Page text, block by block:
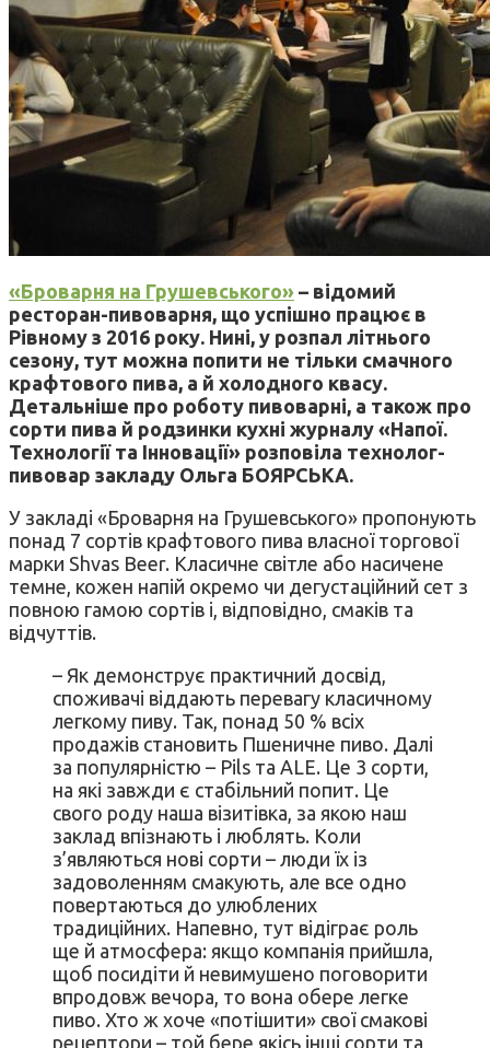
«Броварня на Грушевського» – відомий
ресторан-пивоварня, що успішно працює в
Рівному з 2016 року. Нині, у розпал літнього
сезону, тут можна попити не тільки смачного
крафтового пива, а й холодного квасу.
Детальніше про роботу пивоварні, а також про
сорти пива й родзинки кухні журналу «Напої.
Технології та Інновації» розповіла технолог-
пивовар закладу Ольга БОЯРСЬКА.
У закладі «Броварня на Грушевського» пропонують
понад 7 сортів крафтового пива власної торгової
марки Shvas Beer. Класичне світле або насичене
темне, кожен напій окремо чи дегустаційний сет з
повною гамою сортів і, відповідно, смаків та
відчуттів.
– Як демонструє практичний досвід,
споживачі віддають перевагу класичному
легкому пиву. Так, понад 50 % всіх
продажів становить Пшеничне пиво. Далі
за популярністю – Pils та ALE. Це 3 сорти,
на які завжди є стабільний попит. Це
свого роду наша візитівка, за якою наш
заклад впізнають і люблять. Коли
з’являються нові сорти – люди їх із
задоволенням смакують, але все одно
повертаються до улюблених
традиційних. Напевно, тут відіграє роль
ще й атмосфера: якщо компанія прийшла,
щоб посидіти й невимушено поговорити
впродовж вечора, то вона обере легке
пиво. Хто ж хоче «потішити» свої смакові
рецептори – той бере якісь інші сорти та